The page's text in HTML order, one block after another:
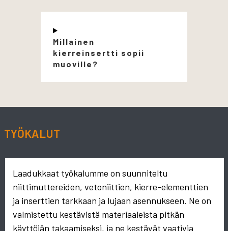
Millainen
kierreinsertti sopii
muoville?
TYÖKALUT
Laadukkaat työkalumme on suunniteltu
niittimuttereiden, vetoniittien, kierre-elementtien
ja inserttien tarkkaan ja lujaan asennukseen. Ne on
valmistettu kestävistä materiaaleista pitkän
käyttöiän takaamiseksi, ja ne kestävät vaativia